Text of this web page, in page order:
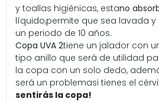
y toallas higiénicas, estano
líquido,permite que sea lavada
un periodo de 10 años.
Copa UVA 2tiene un jalador con
tipo anillo que será de utilidad
la copa con un solo dedo,
será un problemasi tienes el
sentirás la copa!